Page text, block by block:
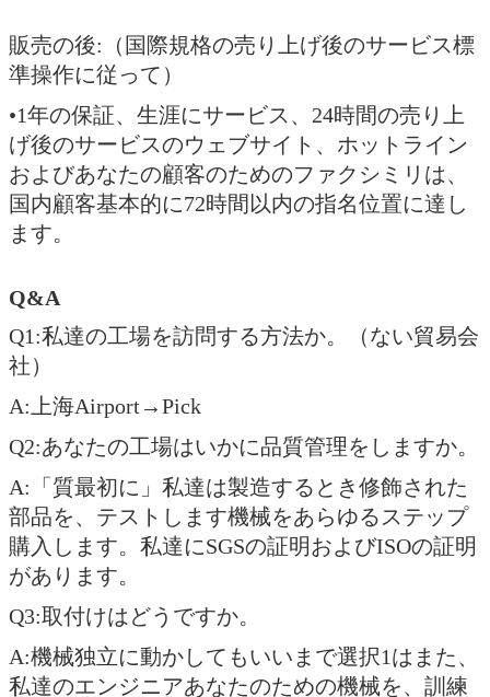
販売の後:（国際規格の売り上げ後のサービス標
準操作に従って）
•1年の保証、生涯にサービス、24時間の売り上
げ後のサービスのウェブサイト、ホットライン
およびあなたの顧客のためのファクシミリは、
国内顧客基本的に72時間以内の指名位置に達し
ます。
Q&A
Q1:私達の工場を訪問する方法か。（ない貿易会
社）
A:上海Airport→Pick
Q2:あなたの工場はいかに品質管理をしますか。
A:「質最初に」私達は製造するとき修飾された
部品を、テストします機械をあらゆるステップ
購入します。私達にSGSの証明およびISOの証明
があります。
Q3:取付けはどうですか。
A:機械独立に動かしてもいいまで選択1はまた、
私達のエンジニアあなたのための機械を、訓練